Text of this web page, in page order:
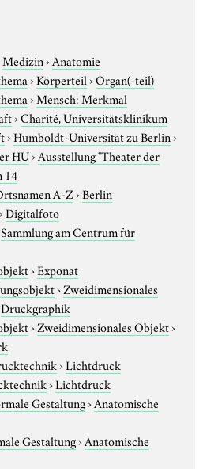
Medizin›Anatomie
›Körperteil›Organ(-teil)
›Mensch: Merkmal
›Charité, Universitätsklinikum
›Humboldt-Universität zu Berlin›
HU›Ausstellung "Theater der
14
A-Z›Berlin
›Digitalfoto
Sammlung am Centrum für
›Exponat
›Zweidimensionales
Druckgraphik
›Zweidimensionales Objekt›
›Lichtdruck
›Lichtdruck
Gestaltung›Anatomische
Gestaltung›Anatomische